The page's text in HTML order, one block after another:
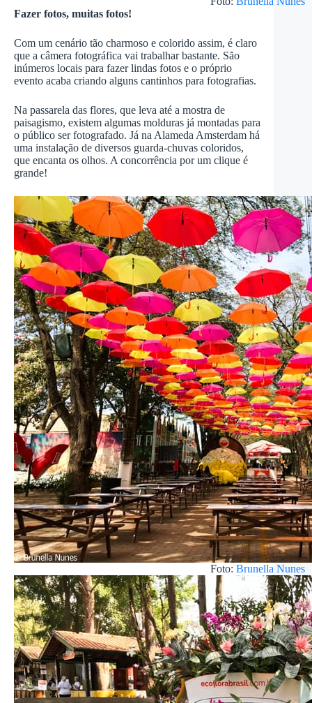
Fazer fotos, muitas fotos!
Com um cenário tão charmoso e colorido assim, é claro
que a câmera fotográfica vai trabalhar bastante. São
inúmeros locais para fazer lindas fotos e o próprio
evento acaba criando alguns cantinhos para fotografias.
Na passarela das flores, que leva até a mostra de
paisagismo, existem algumas molduras já montadas para
o público ser fotografado. Já na Alameda Amsterdam há
uma instalação de diversos guarda-chuvas coloridos,
que encanta os olhos. A concorrência por um clique é
grande!
Foto: Brunella Nunes